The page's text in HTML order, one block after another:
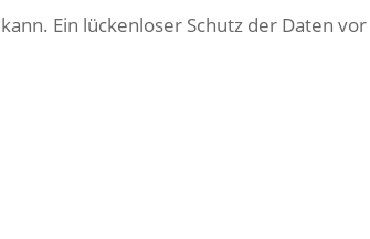
Ein lückenloser Schutz der Daten vor